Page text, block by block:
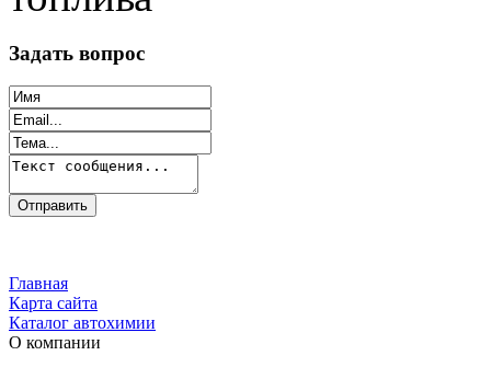
Задать вопрос
Главная
Карта сайта
Каталог автохимии
О компании